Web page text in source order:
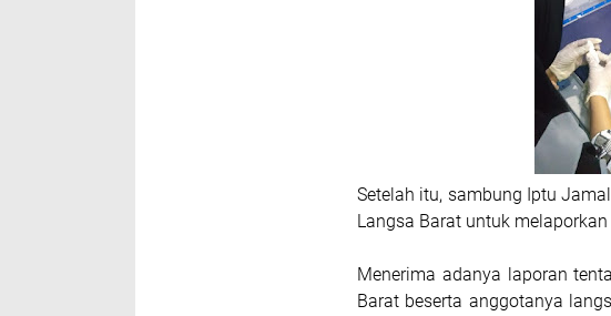
Setelah itu, sambung Iptu
Langsa Barat untuk
Menerima adanya laporan
Barat beserta anggotanya